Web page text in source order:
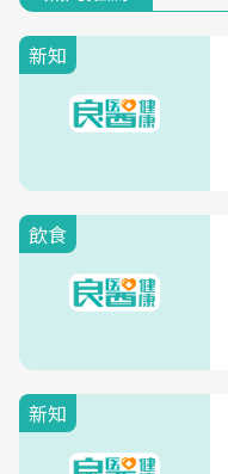
新知
飲食
新知